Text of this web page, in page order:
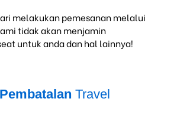
melakukan pemesanan melalui
tidak akan menjamin
untuk anda dan hal lainnya!
Travel